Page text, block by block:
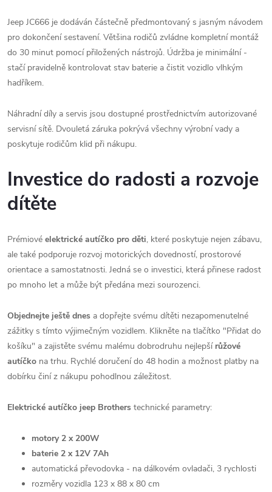
Jeep JC666 je dodáván částečně předmontovaný s jasným návodem
pro dokončení sestavení. Většina rodičů zvládne kompletní montáž
do 30 minut pomocí přiložených nástrojů. Údržba je minimální -
stačí pravidelně kontrolovat stav baterie a čistit vozidlo vlhkým
hadříkem.
Náhradní díly a servis jsou dostupné prostřednictvím autorizované
servisní sítě. Dvouletá záruka pokrývá všechny výrobní vady a
poskytuje rodičům klid při nákupu.
Investice do radosti a rozvoje
dítěte
Prémiové elektrické autíčko pro děti, které poskytuje nejen zábavu,
ale také podporuje rozvoj motorických dovedností, prostorové
orientace a samostatnosti. Jedná se o investici, která přinese radost
po mnoho let a může být předána mezi sourozenci.
Objednejte ještě dnes a dopřejte svému dítěti nezapomenutelné
zážitky s tímto výjimečným vozidlem. Klikněte na tlačítko "Přidat do
košíku" a zajistěte svému malému dobrodruhu nejlepší růžové
autíčko na trhu. Rychlé doručení do 48 hodin a možnost platby na
dobírku činí z nákupu pohodlnou záležitost.
Elektrické autíčko jeep Brothers technické parametry:
motory 2 x 200W
baterie 2 x 12V 7Ah
automatická převodovka - na dálkovém ovladači, 3 rychlosti
rozměry vozidla 123 x 88 x 80 cm